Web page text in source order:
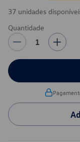
37 unidades
Quantidade
1